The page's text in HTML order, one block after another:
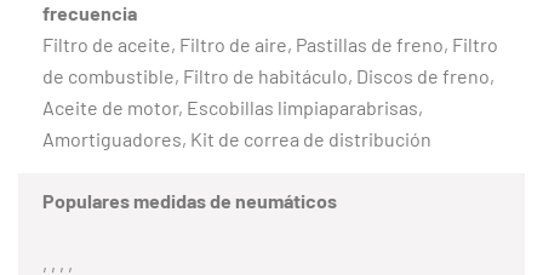
frecuencia
Filtro de aceite, Filtro de aire, Pastillas de freno, Filtro
de combustible, Filtro de habitáculo, Discos de freno,
Aceite de motor, Escobillas limpiaparabrisas,
Amortiguadores, Kit de correa de distribución
Populares medidas de neumáticos
, , , ,